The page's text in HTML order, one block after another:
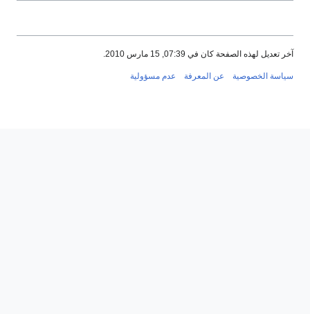
آخر تعديل لهذه الصفحة كان في 07:39, 15 مارس 2010.
سياسة الخصوصية عن المعرفة عدم مسؤولية